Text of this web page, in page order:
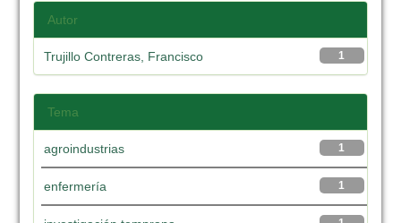
Autor
1
Trujillo Contreras, Francisco
Tema
1
agroindustrias
1
enfermería